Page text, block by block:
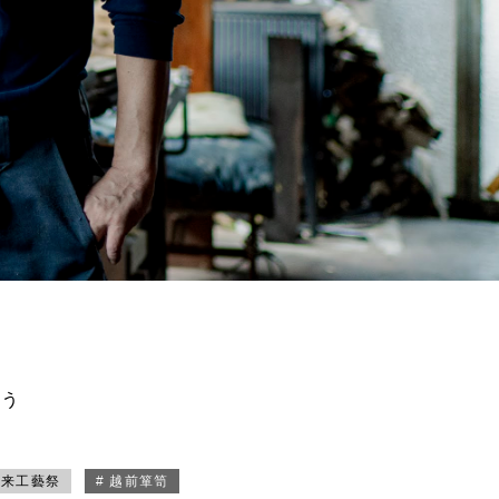
工藝祭 # 越前箪笥